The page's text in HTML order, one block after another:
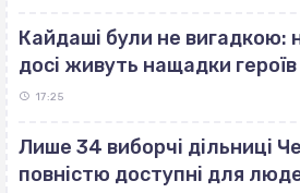
Кайдаші були не вигадкою:
досі живуть нащадки героїв
17:25
Лише 34 виборчі дільниці
повністю доступні для